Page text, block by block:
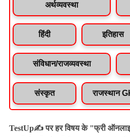
अर्थव्यवस्था
हिंदी इतिहास
संविधान/राजव्यवस्था
संस्कृत राजस्थान
TestUp✍️ पर हर विषय के "फ्री